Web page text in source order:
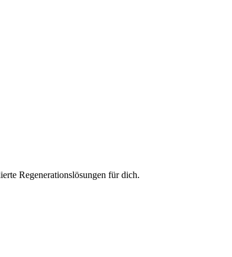
Regenerationslösungen für dich.